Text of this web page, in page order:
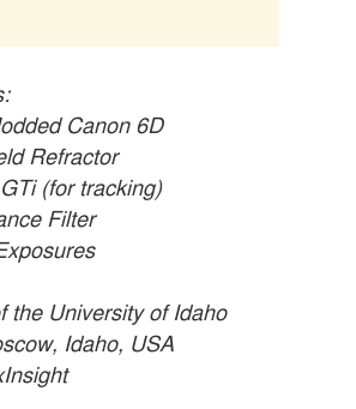
Canon 6D
Refractor
(for tracking)
Filter
the University of Idaho
Idaho, USA